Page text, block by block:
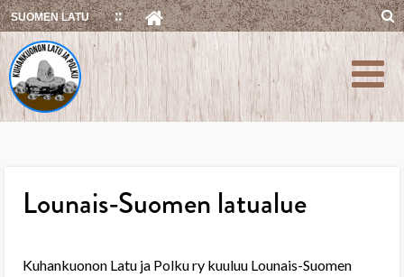
Skip
to
content
SUOMEN LATU
Lounais-Suomen latualue
Kuhankuonon Latu ja Polku ry kuuluu Lounais-Suomen